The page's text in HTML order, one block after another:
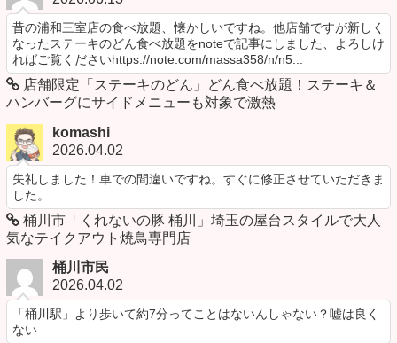
昔の浦和三室店の食べ放題、懐かしいですね。他店舗ですが新しく
なったステーキのどん食べ放題をnoteで記事にしました、よろしけ
ればご覧くださいhttps://note.com/massa358/n/n5...
店舗限定「ステーキのどん」どん食べ放題！ステーキ＆
ハンバーグにサイドメニューも対象で激熱
komashi
2026.04.02
失礼しました！車での間違いですね。すぐに修正させていただきま
した。
桶川市「くれないの豚 桶川」埼玉の屋台スタイルで大人
気なテイクアウト焼鳥専門店
桶川市民
2026.04.02
「桶川駅」より歩いて約7分ってことはないんしゃない？嘘は良く
ない